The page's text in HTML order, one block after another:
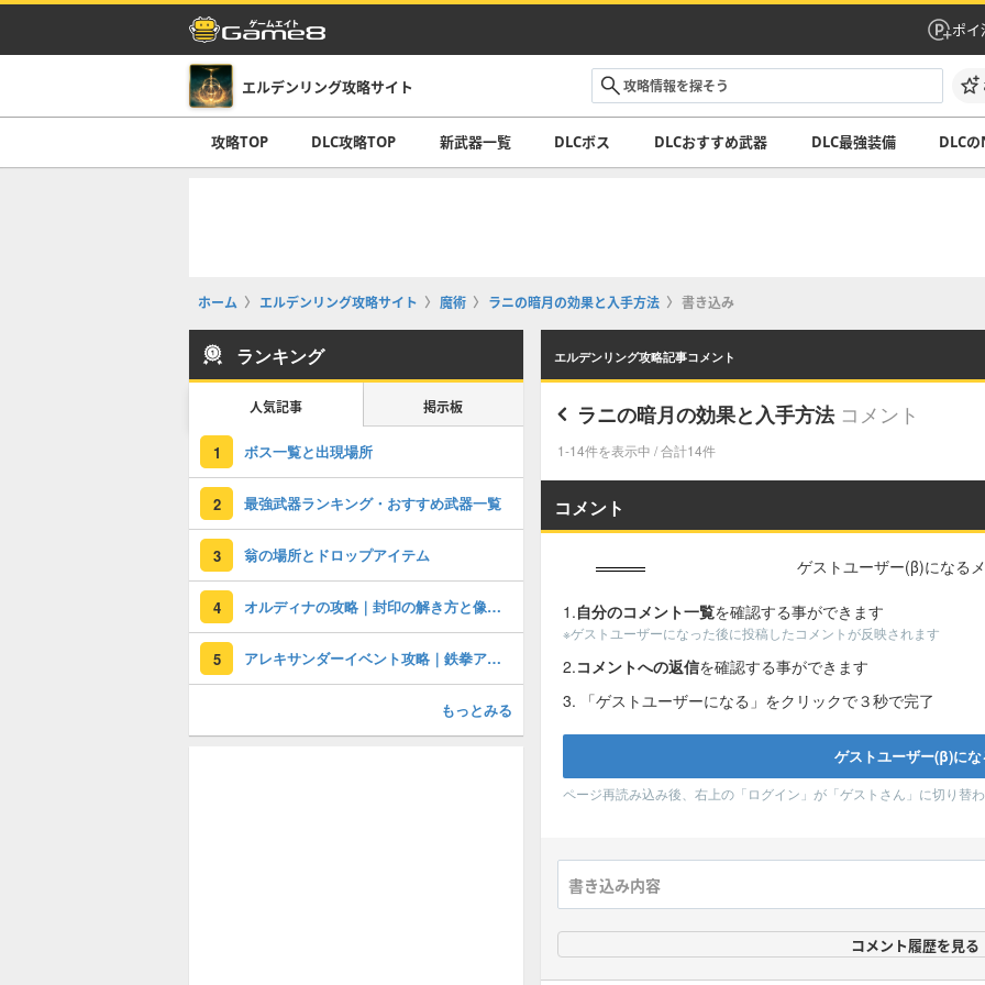
ポイ
エルデンリング攻略サイト
攻略TOP DLC攻略TOP 新武器一覧 DLCボス DLCおすすめ武器 DLC最強装備 DLCの
ホーム エルデンリング攻略サイト 魔術 ラニの暗月の効果と入手方法 書き込み
エルデンリング攻略記事コメント
ラニの暗月の効果と入手方法 コメント
1-14件を表示中 / 合計14件
コメント
ゲストユーザー(β)になる
1.自分のコメント一覧を確認する事ができます
※ゲストユーザーになった後に投稿したコメントが反映されます
2.コメントへの返信を確認する事ができます
3. 「ゲストユーザーになる」をクリックで３秒で完了
ページ再読み込み後、右上の「ログイン」が「ゲストさん」に切り替
コメント履歴を見る
ランキング
人気記事 掲示板
1 ボス一覧と出現場所
2 最強武器ランキング・おすすめ武器一覧
3 翁の場所とドロップアイテム
4 オルディナの攻略｜封印の解き方と像の場所
5 アレキサンダーイベント攻略｜鉄拳アレキサンダー
もっとみる